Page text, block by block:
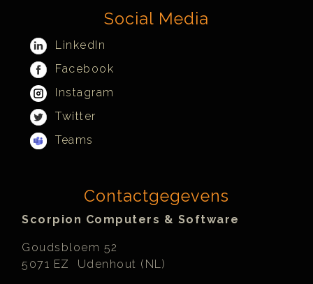
Social Media
LinkedIn
Facebook
Instagram
Twitter
Teams
Contactgegevens
Scorpion Computers & Software
Goudsbloem 52
5071 EZ Udenhout (NL)